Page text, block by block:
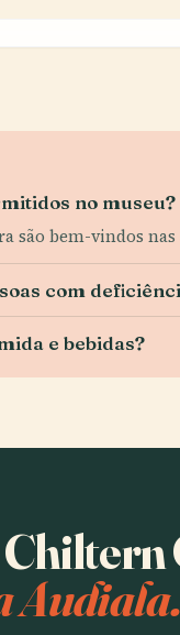
no museu?
são bem-vindos
com
e bebidas?
Audiala.